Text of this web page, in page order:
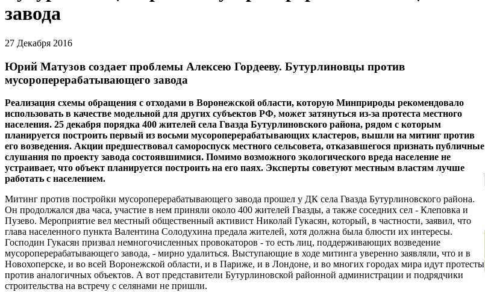
завода
27 Декабря 2016
Юрий Матузов создает проблемы Алексею Гордееву. Бутурлиновцы против
мусороперерабатывающего завода
Реализация схемы обращения с отходами в Воронежской области, которую Минприроды рекомендовало
использовать в качестве модельной для других субъектов РФ, может затянуться из-за протеста местного
населения. 25 декабря порядка 400 жителей села Гвазда Бутурлиновского района, рядом с которым
планируется построить первый из восьми мусороперерабатывающих кластеров, вышли на митинг против
его возведения. Акции предшествовал самороспуск местного сельсовета, отказавшегося признать публичные
слушания по проекту завода состоявшимися. Помимо возможного экологического вреда население не
устраивает, что объект планируется построить на его паях. Эксперты советуют местным властям лучше
работать с населением.
Митинг против постройки мусороперерабатывающего завода прошел у ДК села Гвазда Бутурлиновского района.
Он продолжался два часа, участие в нем приняли около 400 жителей Гвазды, а также соседних сел - Клеповка и
Пузево. Мероприятие вел местный общественный активист Николай Гукасян, который, в частности, заявил, что
глава населенного пункта Валентина Солодухина предала жителей, хотя должна была блюсти их интересы.
Господин Гукасян призвал немногочисленных провокаторов - то есть лиц, поддерживающих возведение
мусороперерабатывающего завода, - мирно удалиться. Выступающие в ходе митинга уверенно заявляли, что и в
Новохоперске, и во всей Воронежской области, и в Париже, и в Лондоне, и во многих городах мира идут протесты
против аналогичных объектов. А вот представители Бутурлиновской районной администрации и подрядчики
строительства на встречу с селянами не пришли.